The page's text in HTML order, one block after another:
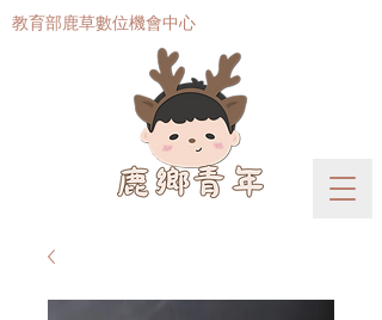
​教育部鹿草數位機會中心